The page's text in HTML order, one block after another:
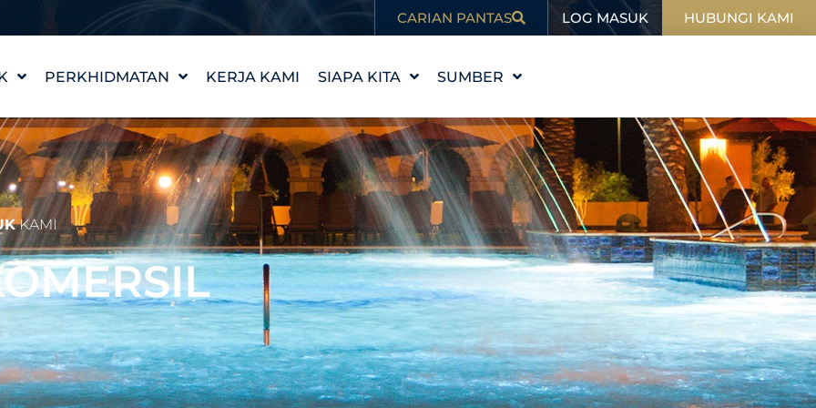
CARIAN PANTAS LOG MASUK HUBUNGI KAMI
PERKHIDMATAN
REKA BENTUK CIRI AIR
WATERLAB™
PRODUK DAN
SOKONGAN TEKNIKAL
KERJA KAMI SIAPA KITA
KISAH KAMI
NILAI KAMI
TEMUI PASUKAN
KERJAYA
SUMBER
PENDIDIKAN
BLOG
DALAM BERITA
KAMI